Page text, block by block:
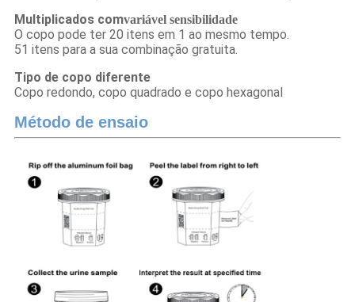
Multiplicados comvariável sensibilidade
O copo pode ter 20 itens em 1 ao mesmo tempo.
51 itens para a sua combinação gratuita.
Tipo de copo diferente
Copo redondo, copo quadrado e copo hexagonal
Método de ensaio